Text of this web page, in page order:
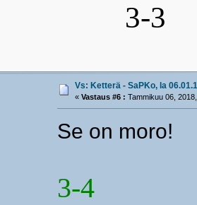
3-3
Vs: Ketterä - SaPKo, la
«Vastaus #6 : Tammikuu 06,
Se on moro!
3-4